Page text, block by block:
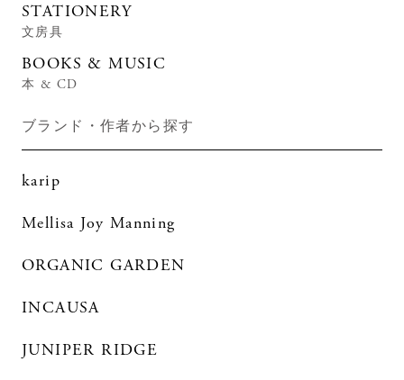
STATIONERY
文房具
BOOKS & MUSIC
本 & CD
ブランド・作者から探す
karip
Mellisa Joy Manning
ORGANIC GARDEN
INCAUSA
JUNIPER RIDGE